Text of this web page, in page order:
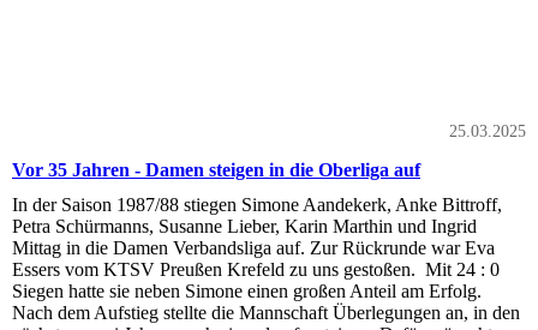
25.03.2025
Vor 35 Jahren - Damen steigen in die Oberliga auf
In der Saison 1987/88 stiegen Simone Aandekerk, Anke Bittroff,
Petra Schürmanns, Susanne Lieber, Karin Marthin und Ingrid
Mittag in die Damen Verbandsliga auf. Zur Rückrunde war Eva
Essers vom KTSV Preußen Krefeld zu uns gestoßen. Mit 24 : 0
Siegen hatte sie neben Simone einen großen Anteil am Erfolg.
Nach dem Aufstieg stellte die Mannschaft Überlegungen an, in den